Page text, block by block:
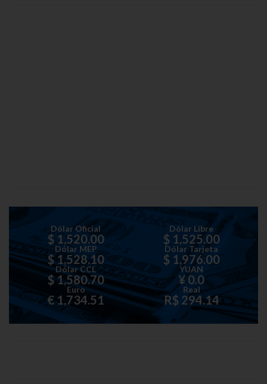
Dólar Oficial
$ 1,520.00
Dólar Libre
$ 1,525.00
Dólar MEP
$ 1,528.10
Dólar Tarjeta
$ 1,976.00
Dólar CCL
$ 1,580.70
YUAN
¥ 0.0
Euro
€ 1,734.51
Real
R$ 294.14